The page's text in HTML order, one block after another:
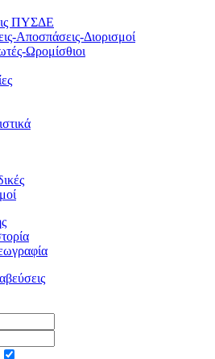
ΠΥΣΔΕ
Αποσπάσεις-Διορισμοί
Ωρομίσθιοι